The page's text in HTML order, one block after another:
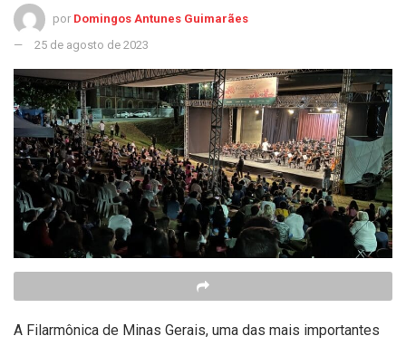
por Domingos Antunes Guimarães
25 de agosto de 2023
A Filarmônica de Minas Gerais, uma das mais importantes